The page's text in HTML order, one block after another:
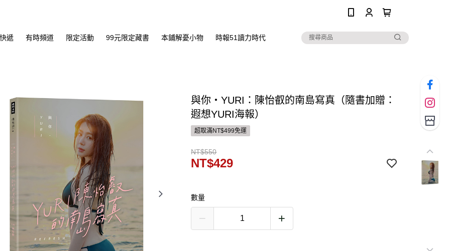
遞 有時頻道 限定活動 99元限定藏書 本鋪解憂小物 時報51讀力時代
與你‧YURI：陳怡叡的南島寫真（隨書加贈：
遐想YURI海報）
超取滿NT$499免運
NT$550
NT$429
數量